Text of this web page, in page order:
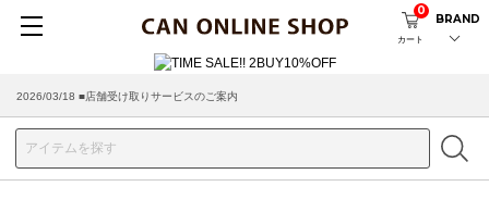
カート
0
BRAND
2026/03/18 ■店舗受け取りサービスのご案内